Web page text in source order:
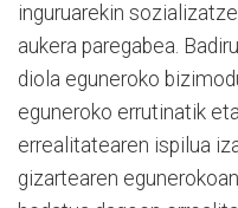
inguruarekin
aukera paregabea.
diola eguneroko
eguneroko errutinatik
errealitatearen ispilua
gizartearen